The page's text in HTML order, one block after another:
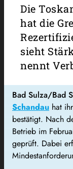
Die
hat die
sieht
nennt
Bad Sulza/Bad
Schandau hat
bestätigt. Nach
Betrieb im
geprüft. Dabei